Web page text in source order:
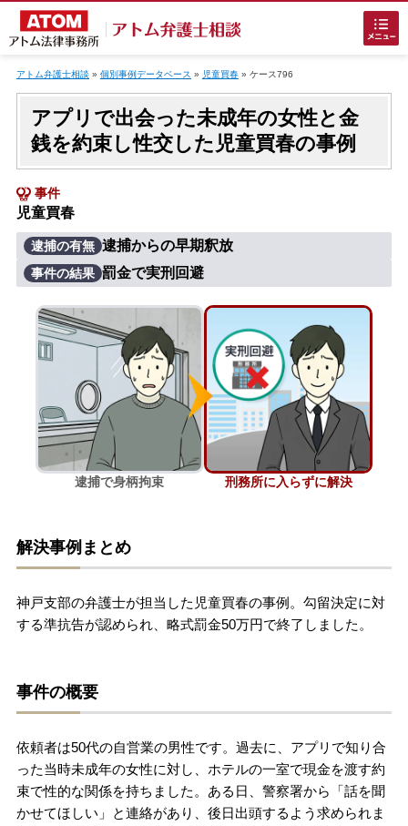
ホームに戻る
刑事事件でお困りの方
刑事事件の無料相談
接見・面会を弁護士に依頼
刑事事件を示談で解決したい
弁護士紹介
弁護士費用
ご依頼者からのお手紙
アトム弁護士相談 » 個別事例データベース » 児童買春» ケース796
アプリで出会った未成年の女性と金
銭を約束し性交した児童買春の事例
事件
児童買春
逮捕の有無 逮捕からの早期釈放
事件の結果 罰金で実刑回避
逮捕で身柄拘束 刑務所に入らずに解決
解決事例まとめ
神戸支部の弁護士が担当した児童買春の事例。勾留決定に対
する準抗告が認められ、略式罰金50万円で終了しました。
事件の概要
依頼者は50代の自営業の男性です。過去に、アプリで知り合
った当時未成年の女性に対し、ホテルの一室で現金を渡す約
束で性的な関係を持ちました。ある日、警察署から「話を聞
かせてほしい」と連絡があり、後日出頭するよう求められま